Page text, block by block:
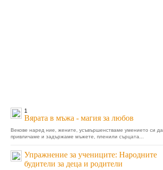
1
Вярата в мъжа - магия за любов
Векове наред ние, жените, усъвършенстваме умението си да
привличаме и задържаме мъжете, пленили сърцата...
Упражнение за учениците: Народните
будители за деца и родители